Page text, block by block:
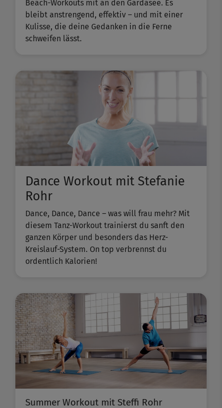
Beach-Workouts​ mit an den Gardasee. Es
bleibt anstrengend, effektiv – und mit einer
Kulisse, die deine Gedanken in die Ferne
schweifen lässt.
Dance Workout mit Stefanie
Rohr
Dance, Dance, Dance – was will frau mehr? Mit
diesem Tanz-Workout trainierst du sanft den
ganzen Körper und besonders das Herz-
Kreislauf-System. On top verbrennst du
ordentlich Kalorien!
Summer Workout mit Steffi Rohr